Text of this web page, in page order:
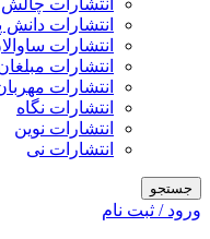
انتشارات چالش
انتشارات
انتشارات
انتشارات
انتشارات
انتشارات نگاه
انتشارات نوین
انتشارات نی
جستجو
ورود / ثبت نام